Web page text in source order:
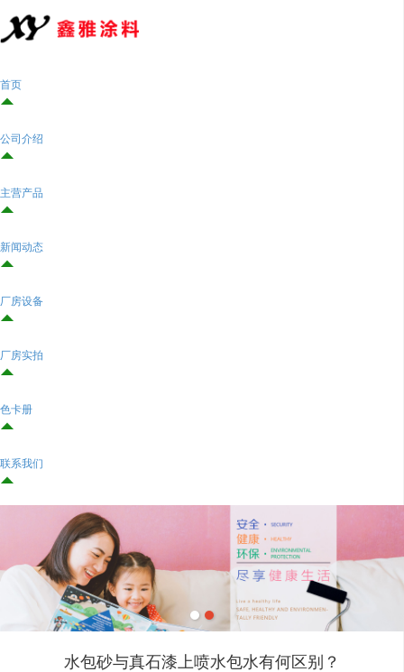
首页

公司介绍

主营产品

新闻动态

厂房设备

厂房实拍

色卡册

联系我们

水包砂与真石漆上喷水包水有何区别？